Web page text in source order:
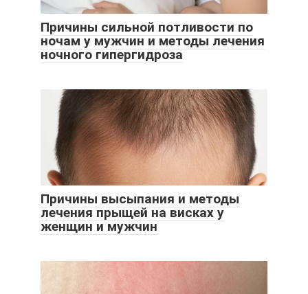
Причины сильной потливости по
ночам у мужчин и методы лечения
ночного гипергидроза
Причины высыпания и методы
лечения прыщей на висках у
женщин и мужчин